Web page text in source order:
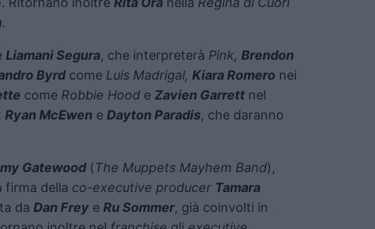
Liamani Segura, che interpreterà Pink, Brendon
Byrdcome Luis Madrigal, Kiara Romero nei
come Robbie Hood e Zavien Garrett nel
Ryan McEwen e Dayton Paradis, che daranno
Gatewood(The Muppets Mayhem Band),
firma della co-executive producer Tamara
da Dan Frey e Ru Sommer, già coinvolti in